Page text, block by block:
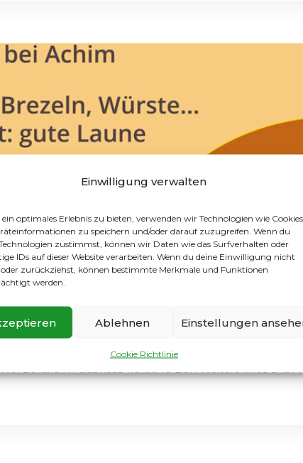
Einwilligung verwalten
optimales Erlebnis zu bieten, verwenden wir Technologien wie
zu speichern und/oder darauf zuzugreifen. Wenn du
zustimmst, können wir Daten wie das Surfverhalten oder
IDs auf dieser Website verarbeiten. Wenn du deine Einwilligung nicht
zurückziehst, können bestimmte Merkmale und Funktionen
werden.
Ablehnen Einstellungen
Cookie Richtlinie
Clubhaus – ACHTUNG –
Bei uns im Clubhaus Ticket: 10 EUR Weitere Infos und